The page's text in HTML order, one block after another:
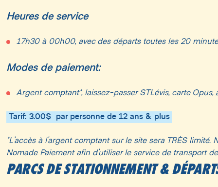
Thermos
Vélo – Parcs à vélo à l’extérieur du site
Heures de service
17h30 à 00h00, avec des départs toutes les 20
Modes de paiement:
Argent comptant*, laissez-passer STLévis, carte Opus,
Tarif: 3.00$ par personne de 12 ans & plus
*L’accès à l’argent comptant sur le site sera TRÈS limité.
Nomade Paiementafin d’utiliser le service de transport
PARCS DE STATIONNEMENT &